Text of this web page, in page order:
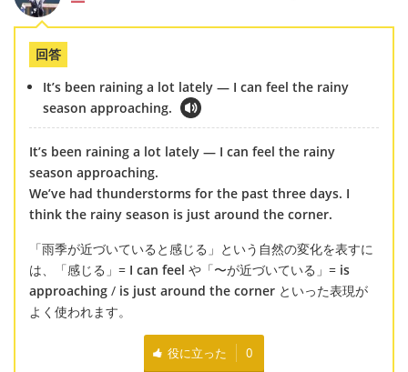
回答
It’s been raining a lot lately — I can feel the rainy
season approaching.
It’s been raining a lot lately — I can feel the rainy
season approaching.
We’ve had thunderstorms for the past three days. I
think the rainy season is just around the corner.
「雨季が近づいていると感じる」という自然の変化を表すに
は、「感じる」= I can feel や「〜が近づいている」= is
approaching / is just around the corner といった表現が
よく使われます。
役に立った 0